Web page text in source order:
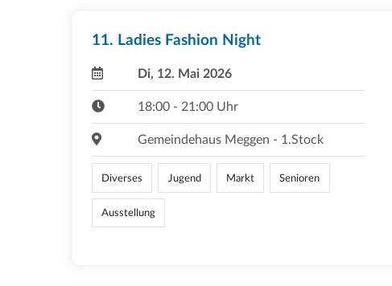
11. Ladies Fashion Night
Di, 12. Mai 2026
18:00 - 21:00 Uhr
Gemeindehaus Meggen - 1.Stock
Diverses Jugend Markt Senioren
Ausstellung